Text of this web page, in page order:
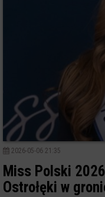
2026-05-06 21:35
Miss Polski
Ostrołęki w